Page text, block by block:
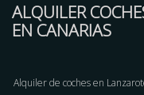
ALQUILER
EN CANARIAS
Alquiler de coches en